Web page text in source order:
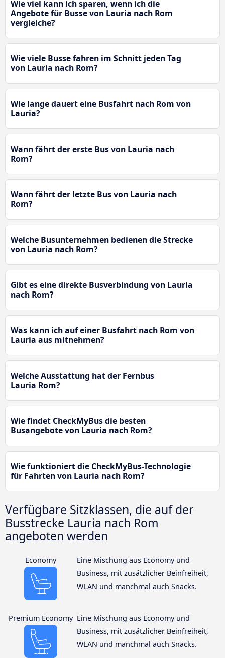
Wie viel kann ich sparen, wenn ich die
Angebote für Busse von Lauria nach Rom
vergleiche?
Wie viele Busse fahren im Schnitt jeden Tag
von Lauria nach Rom?
Wie lange dauert eine Busfahrt nach Rom von
Lauria?
Wann fährt der erste Bus von Lauria nach
Rom?
Wann fährt der letzte Bus von Lauria nach
Rom?
Welche Busunternehmen bedienen die Strecke
von Lauria nach Rom?
Gibt es eine direkte Busverbindung von Lauria
nach Rom?
Was kann ich auf einer Busfahrt nach Rom von
Lauria aus mitnehmen?
Welche Ausstattung hat der Fernbus
Lauria Rom?
Wie findet CheckMyBus die besten
Busangebote von Lauria nach Rom?
Wie funktioniert die CheckMyBus-Technologie
für Fahrten von Lauria nach Rom?
Verfügbare Sitzklassen, die auf der
Busstrecke Lauria nach Rom
angeboten werden
Economy
Eine Mischung aus Economy und
Business, mit zusätzlicher Beinfreiheit,
WLAN und manchmal auch Snacks.
Premium Economy Eine Mischung aus Economy und
Business, mit zusätzlicher Beinfreiheit,
WLAN und manchmal auch Snacks.